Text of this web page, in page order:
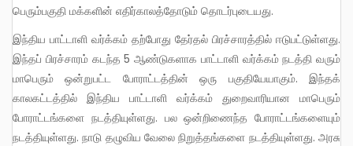
பெரும்பகுதி மக்களின் எதிர்காலத்தோடும் தொடர்புடையது.
இந்திய பாட்டாளி வர்க்கம் தற்போது தேர்தல் பிரச்சாரத்தில் ஈடுபட்டுள்ளது.
இந்தப் பிரச்சாரம் கடந்த 5 ஆண்டுகளாக பாட்டாளி வர்க்கம் நடத்தி வரும்
மாபெரும் ஒன்றுபட்ட போராட்டத்தின் ஒரு பகுதியேயாகும். இந்தக்
காலகட்டத்தில் இந்திய பாட்டாளி வர்க்கம் துறைவாரியான மாபெரும்
போராட்டங்களை நடத்தியுள்ளது. பல ஒன்றிணைந்த போராட்டங்களையும்
நடத்தியுள்ளது. நாடு தழுவிய வேலை நிறுத்தங்களை நடத்தியுள்ளது. அரசு